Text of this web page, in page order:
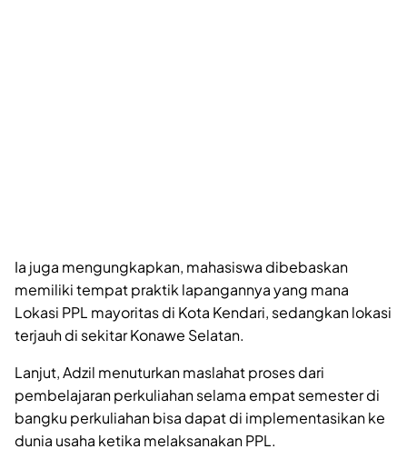
Ia juga mengungkapkan, mahasiswa dibebaskan
memiliki tempat praktik lapangannya yang mana
Lokasi PPL mayoritas di Kota Kendari, sedangkan lokasi
terjauh di sekitar Konawe Selatan.
Lanjut, Adzil menuturkan maslahat proses dari
pembelajaran perkuliahan selama empat semester di
bangku perkuliahan bisa dapat di implementasikan ke
dunia usaha ketika melaksanakan PPL.